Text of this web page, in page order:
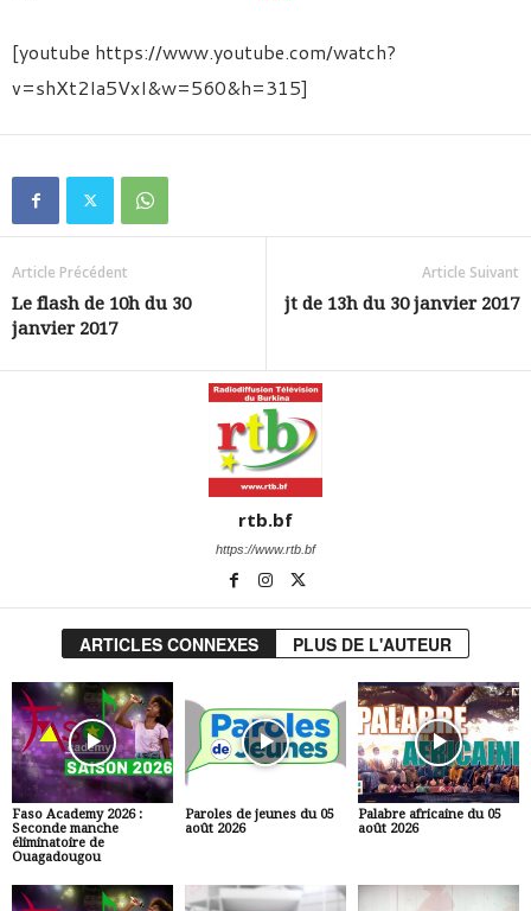
[youtube https://www.youtube.com/watch?
v=shXt2Ia5VxI&w=560&h=315]
Article Précédent
Le flash de 10h du 30
janvier 2017
Article Suivant
jt de 13h du 30 janvier 2017
rtb.bf
https://www.rtb.bf
ARTICLES CONNEXES PLUS DE L'AUTEUR
Faso Academy 2026 :
Seconde manche
éliminatoire de
Ouagadougou
Paroles de jeunes du 05
août 2026
Palabre africaine du 05
août 2026